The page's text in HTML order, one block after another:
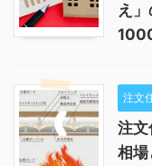
え
注文
注文
相場